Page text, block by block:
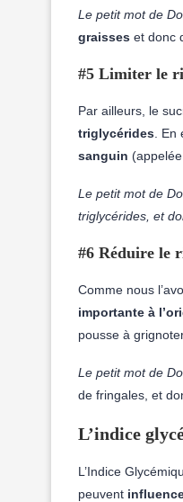
Le petit mot de
graisses et donc
#5 Limiter le
Par ailleurs, le
triglycérides .
sanguin (appelée
Le petit mot de
triglycérides, et
#6 Réduire le
Comme nous
importante à
pousse à
Le petit mot de
de fringales, et
L’indice
L’Indice
peuvent